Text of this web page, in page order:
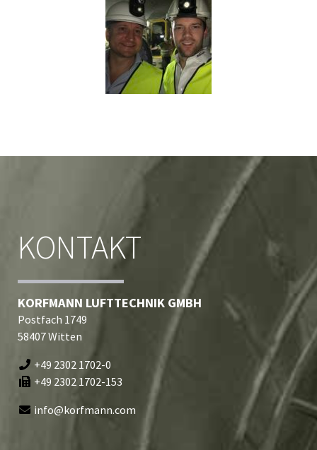
KONTAKT
KORFMANN LUFTTECHNIK GMBH
Postfach 1749
58407 Witten
+49 2302 1702-0
+49 2302 1702-153
info@korfmann.com